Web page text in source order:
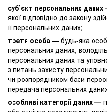
суб’єкт персональних
якої відповідно до закону
її персональних даних;
третя особа — будь-яка
персональних даних,
персональних даних та
з питань захисту
чи розпорядником бази
передача персональних
особливі категорії даних —